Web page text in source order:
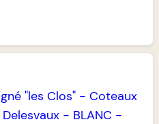
"les Clos"- Coteaux
- BLANC -